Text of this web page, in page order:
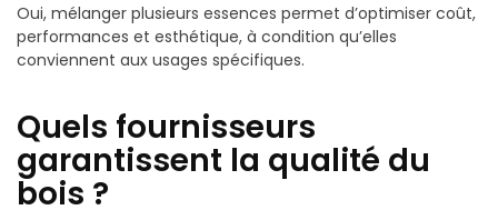
Oui, mélanger plusieurs essences permet d’optimiser coût,
performances et esthétique, à condition qu’elles
conviennent aux usages spécifiques.
Quels fournisseurs
garantissent la qualité du
bois ?